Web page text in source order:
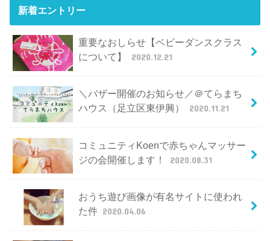
新着エントリー
重要なおしらせ【ベビーダンスクラス
について】
2020.12.21
＼バザー開催のお知らせ／＠てらまち
ハウス（足立区東伊興）
2020.11.21
コミュニティKoenで赤ちゃんマッサー
ジの会開催します！
2020.08.31
おうち遊び画像が有名サイトに使われ
た件 2020.04.06